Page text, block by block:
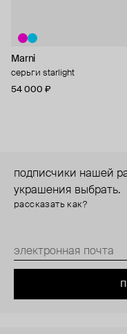
Marni
серьги starlight
54 000 ₽
подписчики нашей
украшения выбрать.
рассказать как?